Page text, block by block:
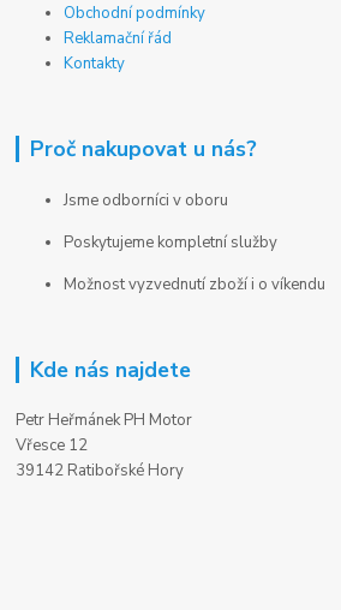
Obchodní podmínky
Reklamační řád
Kontakty
Proč nakupovat u nás?
Jsme odborníci v oboru
Poskytujeme kompletní služby
Možnost vyzvednutí zboží i o víkendu
Kde nás najdete
Petr Heřmánek PH Motor
Vřesce 12
39142 Ratibořské Hory